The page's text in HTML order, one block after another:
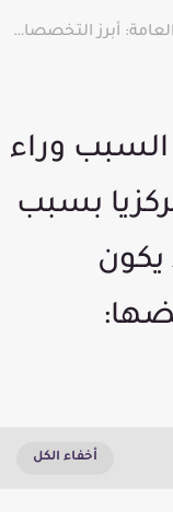
إلى الناجحين في الثانوية العامة: أبرز التخصصات المطلوبة للمستقبل (2030-2050)
وراء
بسبب
يكون